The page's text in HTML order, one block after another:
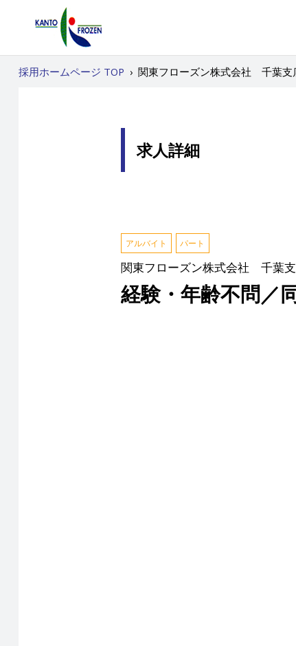
採用ホームページ TOP › 関東フローズン株式会社 千葉支
求人詳細
アルバイト パート
関東フローズン株式会社 千葉
経験・年齢不問／